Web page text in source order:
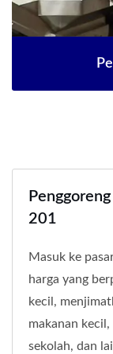
201
Masuk ke
harga yang
kecil,
makanan
sekolah, dan